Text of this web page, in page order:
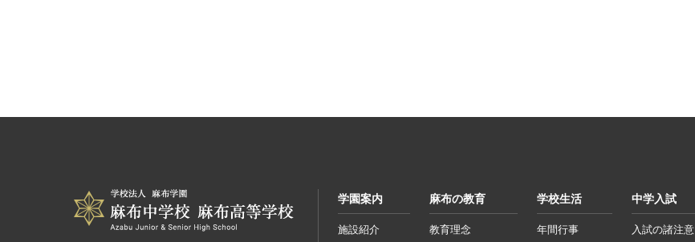
学園案内
施設紹介
麻布の教育
教育理念
学校生活
年間行事
中学入試
入試の諸注意